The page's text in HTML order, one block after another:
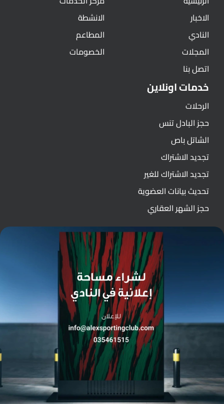
الاخبار
النادي
المجلات
اتصل بنا
الانشطة
المطاعم
الخصومات
خدمات اونلاين
الرحلات
حجز البادل تنس
الشاتل باص
تجديد الاشتراك
تجديد الاشتراك للغير
تحديث بيانات العضوية
حجز الشهر العقاري